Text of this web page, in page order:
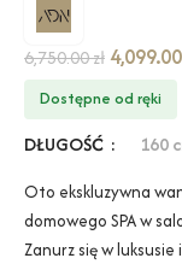
6,750.00zł4,099.00
Dostępne od ręki
DŁUGOŚĆ 160
Oto ekskluzywna
domowego SPA w
Zanurz się w